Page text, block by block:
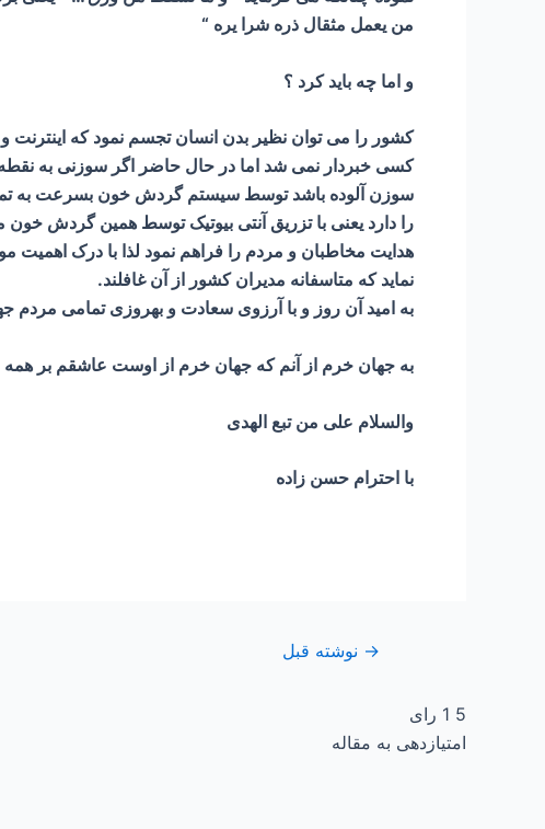
من یعمل مثقال ذره شرا یره “
و اما چه باید کرد ؟
کشور را می توان نظیر بدن انسان تجسم نمود که
کسی خبردار نمی شد اما در حال حاضر اگر سوزنی به نقطه
سوزن آلوده باشد توسط سیستم گردش خون بسرعت به تمام
را دارد یعنی با تزریق آنتی بیوتیک توسط همین گردش
هدایت مخاطبان و مردم را فراهم نمود لذا با درک اهمیت
نماید که متاسفانه مدیران کشور از آن غافلند.
به امید آن روز و با آرزوی سعادت و بهروزی تمامی مردم
به جهان خرم از آنم که جهان خرم از اوست عاشقم بر
والسلام علی من تبع الهدی
با احترام حسن زاده
→ نوشته قبل
5
1 رای
امتیازدهی به مقاله